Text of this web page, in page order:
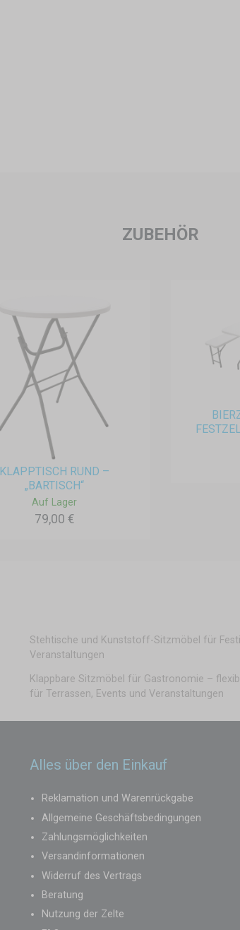
ZUBEHÖR
KLAPPTISCH RUND –
„BARTISCH“
Auf Lager
79,00 €
Stehtische und Kunststoff-Sitzmöbel für
Veranstaltungen
Klappbare Sitzmöbel für Gastronomie –
für Terrassen, Events und Veranstaltungen
Alles über den Einkauf
Reklamation und Warenrückgabe
Allgemeine Geschäftsbedingungen
Zahlungsmöglichkeiten
Versandinformationen
Widerruf des Vertrags
Beratung
Nutzung der Zelte